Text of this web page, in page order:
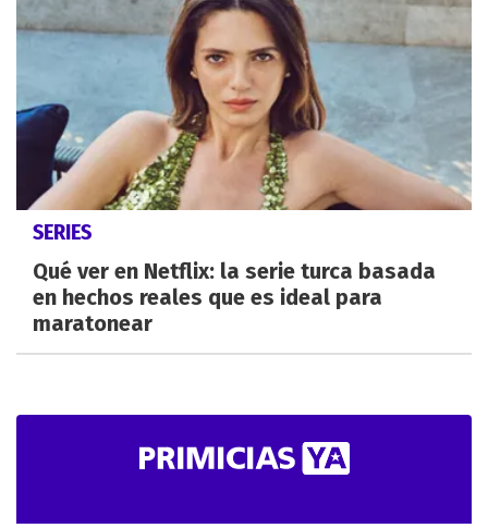
SERIES
Qué ver en Netflix: la serie turca basada
en hechos reales que es ideal para
maratonear